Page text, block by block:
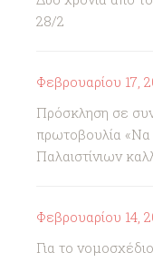
28/2
Φεβρουαρίου 17,
Πρόσκληση σε
πρωτοβουλία
Παλαιστίνιων
Φεβρουαρίου 14,
Για το